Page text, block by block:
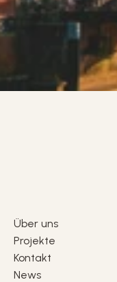
Über uns
Projekte
Kontakt
News